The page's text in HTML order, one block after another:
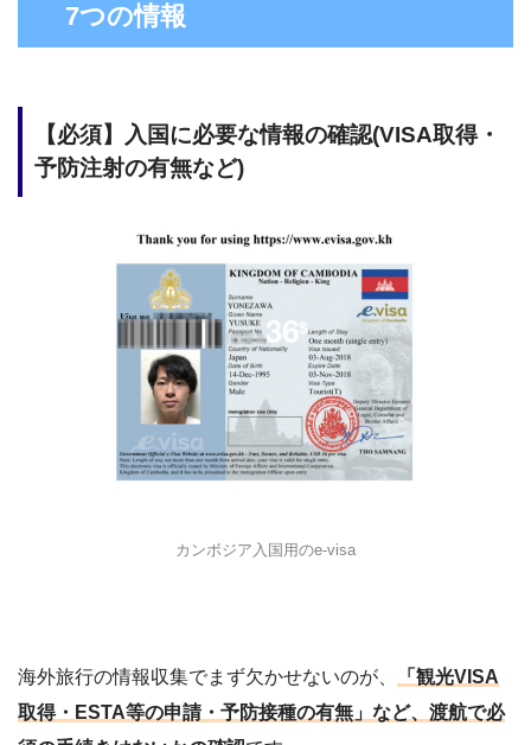
7つの情報
【必須】入国に必要な情報の確認(VISA取得・
予防注射の有無など)
カンボジア入国用のe-visa
海外旅行の情報収集でまず欠かせないのが、
「観光VISA
取得・ESTA等の申請・予防接種の有無」など、渡航で必